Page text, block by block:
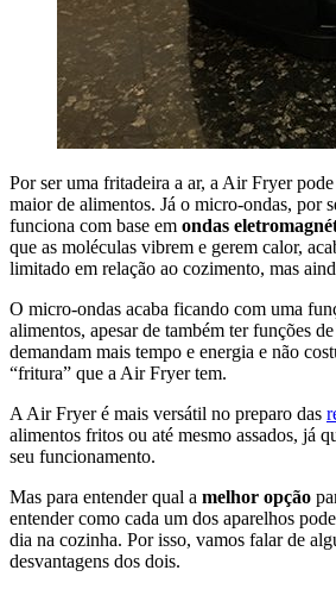
Por ser uma fritadeira a ar, a Air Fryer
maior de alimentos. Já o micro-ondas, por
funciona com base em ondas
que as moléculas vibrem e gerem calor,
limitado em relação ao cozimento, mas
O micro-ondas acaba ficando com uma
alimentos, apesar de também ter funções
demandam mais tempo e energia e não
“fritura” que a Air Fryer tem.
A Air Fryer é mais versátil no preparo das
alimentos fritos ou até mesmo assados, já
seu funcionamento.
Mas para entender qual a melhor opção
entender como cada um dos aparelhos
dia na cozinha. Por isso, vamos falar de
desvantagens dos dois.